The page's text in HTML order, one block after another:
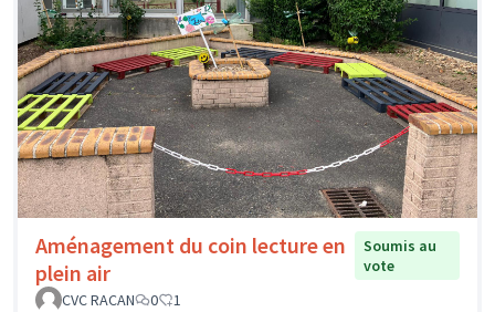
Aménagement du coin lecture en
plein air
Soumis au
vote
CVC RACAN
0 1